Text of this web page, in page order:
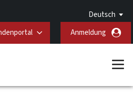
Deutsch
Anmeldung